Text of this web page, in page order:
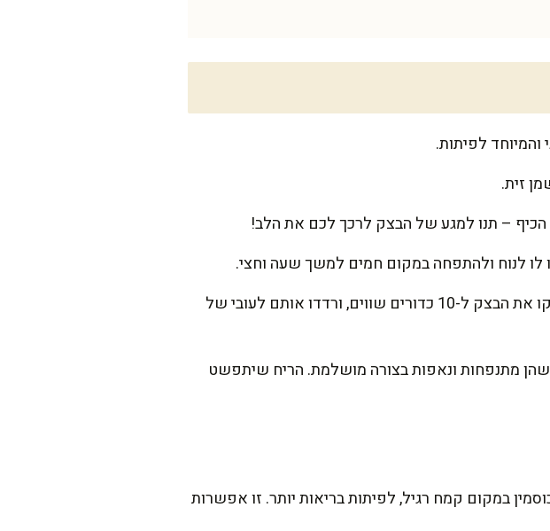
לפיתות.
זית.
– תנו למגע של הבצק לרכך לכם את הלב!
חממו את הטאבון מראש לטמפרטורה של כ-300 מעלות. בינתיים, חלקו את הבצק ל-10 כדורים שווים, ורדדו אותם לעובי של
על אבן האפייה בטאבון, ואפו 5-6 דקות עד שהן מתנפחות ונאפות בצורה מושלמת. הריח שיתפשט
במקום קמח רגיל, לפיתות בריאות יותר. זו אפשרות